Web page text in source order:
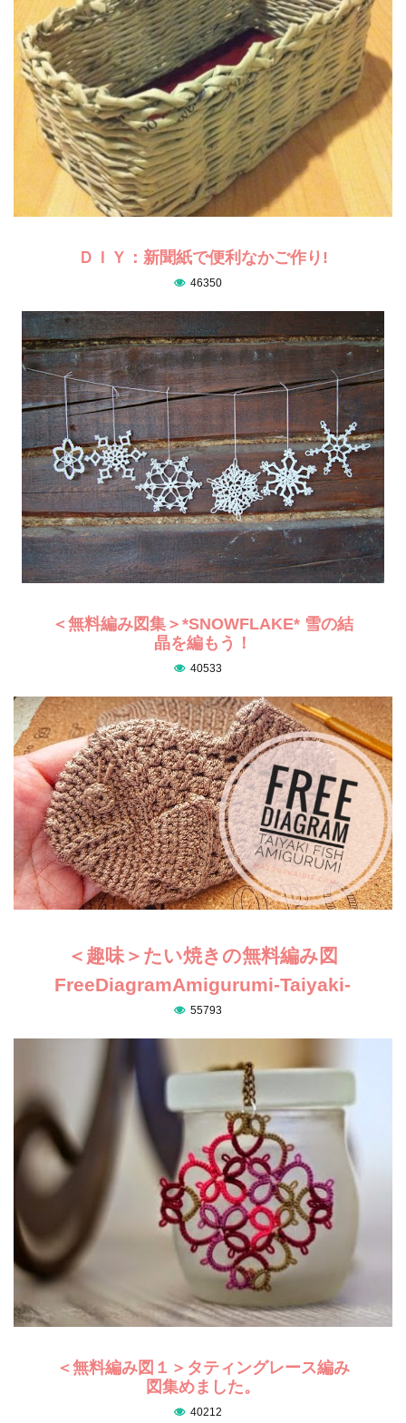
ＤＩＹ：新聞紙で便利なかご作り!
46350
＜無料編み図集＞*SNOWFLAKE* 雪の結
晶を編もう！
40533
＜趣味＞たい焼きの無料編み図
FreeDiagramAmigurumi-Taiyaki-
55793
＜無料編み図１＞タティングレース編み
図集めました。
40212